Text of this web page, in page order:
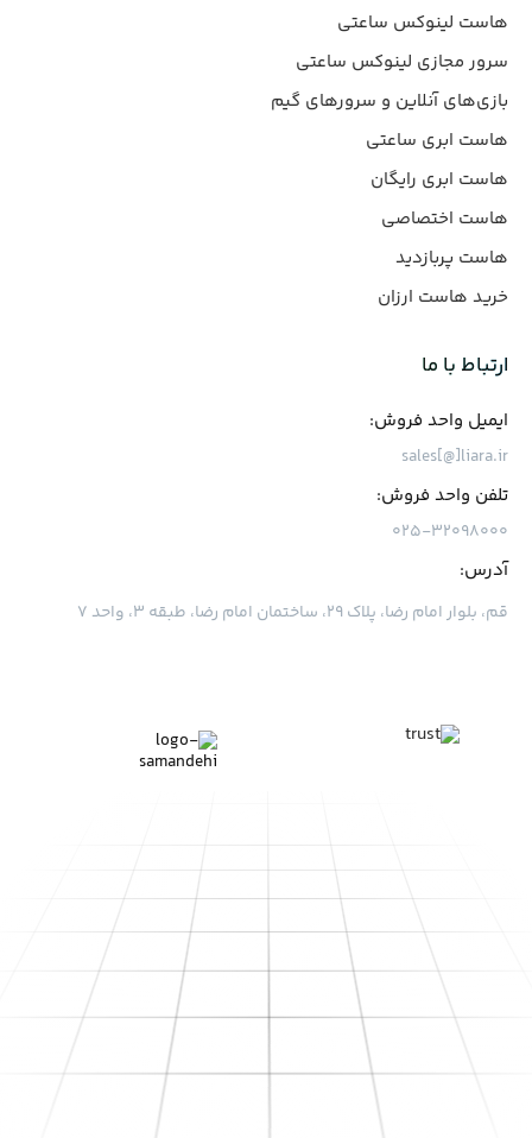
هاست لینوکس ساعتی
سرور مجازی لینوکس ساعتی
بازی‌های آنلاین و سرورهای گیم
هاست ابری ساعتی
هاست ابری رایگان
هاست اختصاصی
هاست پربازدید
خرید هاست ارزان
ارتباط با ما
ایمیل واحد فروش:
sales[@]liara.ir
تلفن واحد فروش:
۰۲۵-۳۲۰۹۸۰۰۰
آدرس:
قم، بلوار امام رضا، پلاک ۲۹، ساختمان امام رضا، طبقه ۳، واحد ۷